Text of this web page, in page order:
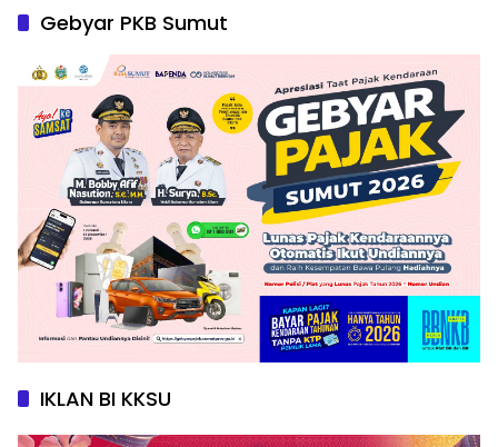
Gebyar PKB Sumut
IKLAN BI KKSU